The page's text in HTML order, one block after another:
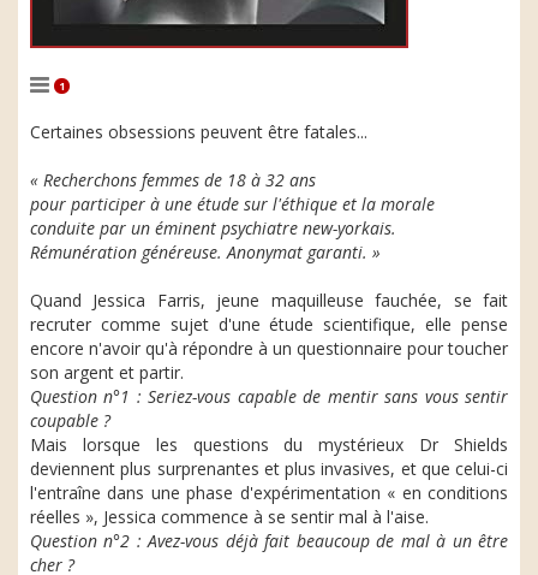
1
Certaines obsessions peuvent être fatales...
« Recherchons femmes de 18 à 32 ans
pour participer à une étude sur l'éthique et la morale
conduite par un éminent psychiatre new-yorkais.
Rémunération généreuse. Anonymat garanti. »
Quand Jessica Farris, jeune maquilleuse fauchée, se fait
recruter comme sujet d'une étude scientifique, elle pense
encore n'avoir qu'à répondre à un questionnaire pour toucher
son argent et partir.
Question n°1 : Seriez-vous capable de mentir sans vous sentir
coupable ?
Mais lorsque les questions du mystérieux Dr Shields
deviennent plus surprenantes et plus invasives, et que celui-ci
l'entraîne dans une phase d'expérimentation « en conditions
réelles », Jessica commence à se sentir mal à l'aise.
Question n°2 : Avez-vous déjà fait beaucoup de mal à un être
cher ?